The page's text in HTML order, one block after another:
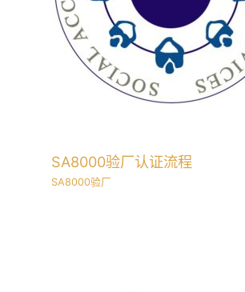
SA8000验厂认证流程
SA8000验厂